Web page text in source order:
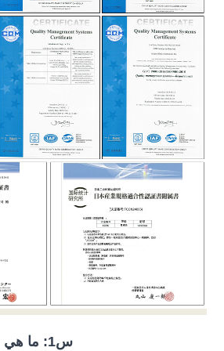
س1: ما هي منتجاتكم الرئيسية؟